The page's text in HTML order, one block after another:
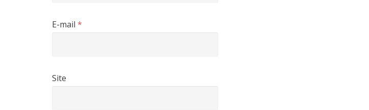
E-mail *
Site